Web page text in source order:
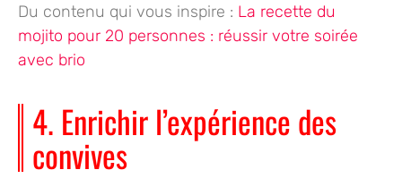
Du contenu qui vous inspire : La recette du
mojito pour 20 personnes : réussir votre soirée
avec brio
4. Enrichir l’expérience des
convives